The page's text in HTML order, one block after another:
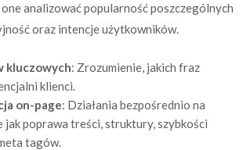
analizować popularność poszczególnych
oraz intencje użytkowników.
kluczowych: Zrozumienie, jakich fraz
klienci.
on-page: Działania bezpośrednio na
jak poprawa treści, struktury, szybkości
tagów.